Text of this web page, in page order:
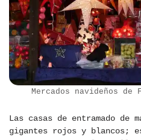
Mercados navideños
Las casas de entramado de
gigantes rojos y blancos;